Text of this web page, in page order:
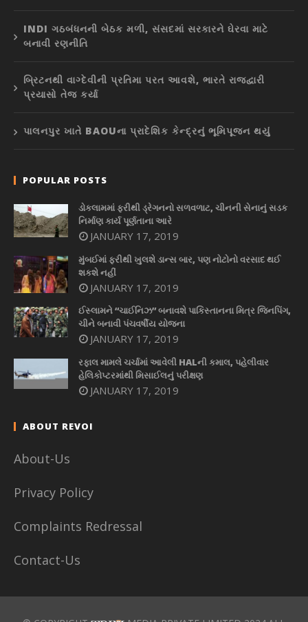
INDI ગઠબંધનની બેઠક મળી, સંસદમાં સરકારને ઘેરવા માટે
બનાવી રણનીતિ
બ્રિટનથી વાગ્દેવીની પ્રતિમા પરત આવશે, ભારતે રાજદ્વારી
પ્રયાસો તેજ કર્યા
પાલનપુર ખાતે BAOUના પ્રાદેશિક કેન્દ્રનું ભૂમિપૂજન થયું
POPULAR POSTS
ડોકલામમાં ફરીથી ડ્રેગનનો સળવળાટ, ચીનની સેનાનું સડક
નિર્માણ કાર્ય પૂર્ણતાના આરે
JANUARY 17, 2019
મુંબઈમાં ફરીથી ખુલશે ડાન્સ બાર, પણ નોટોનો વરસાદ થઈ
શકશે નહીં
JANUARY 17, 2019
ઈસ્લામને “ચાઈનિઝ” બનાવશે પાકિસ્તાનના મિત્ર જિનપિંગ,
ચીને બનાવી પંચવર્ષીય યોજના
JANUARY 17, 2019
રફાલ મામલે ચર્ચામાં આવેલી HALની કમાલ, પહેલીવાર
હેલિકોપ્ટરમાંથી મિસાઈલનું પરીક્ષણ
JANUARY 17, 2019
ABOUT REVOI
About-Us
Privacy Policy
Complaints Redressal
Contact-Us